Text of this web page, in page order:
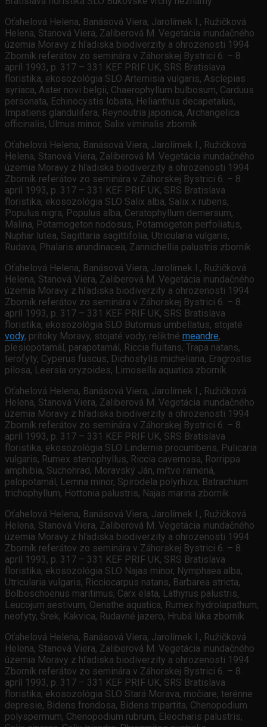
Oťahelová Helena, Banásová Viera, Jarolímek I., Ružičková
Helena, Stanová Viera, Zaliberová M. Vegetácia inundačného
územia Moravy z hľadiska biodiverzity a ohrozenosti 1994
Zborník referátov zo seminára v Záhorskej Bystrici 6. – 8.
apríl 1993, p. 317 – 331 KEF PRIF UK, SRS Bratislava
floristika, ekosozológia SLO Artemisia vulgaris, Asclepias
syriaca, Aster novi belgii, Chaerophyllum bulbosum, Carduus
personata, Echinocystis lobata, Helianthus decapetalus,
Impatiens glandulifera, Reynoutria japonica, Archangelica
officinalis, Ulmus minor, Salix viminalis zborník
Oťahelová Helena, Banásová Viera, Jarolímek I., Ružičková
Helena, Stanová Viera, Zaliberová M. Vegetácia inundačného
územia Moravy z hľadiska biodiverzity a ohrozenosti 1994
Zborník referátov zo seminára v Záhorskej Bystrici 6. – 8.
apríl 1993, p. 317 – 331 KEF PRIF UK, SRS Bratislava
floristika, ekosozológia SLO Salix alba, Salix x rubens,
Populus nigra, Populus alba, Ceratophyllum demersum,
Malina, Potamogeton nodosus, Potamogeton perfoliatus,
Nuphar lutea, Sagittaria sagittifolia, Utricularia vulgaris,
Rudava, Phalaris arundinacea, Zannichellia palustris zborník
Oťahelová Helena, Banásová Viera, Jarolímek I., Ružičková
Helena, Stanová Viera, Zaliberová M. Vegetácia inundačného
územia Moravy z hľadiska biodiverzity a ohrozenosti 1994
Zborník referátov zo seminára v Záhorskej Bystrici 6. – 8.
apríl 1993, p. 317 – 331 KEF PRIF UK, SRS Bratislava
floristika, ekosozológia SLO Butomus umbellatus, stojaté
vody, prítoky Moravy, stojaté vody, reliktné meandre,
plesiopotamál, parapotamál, Riccia fluitans, Trapa natans,
terofyty, Cyperus fuscus, Dichostylis micheliana, Eragrostis
pilosa, Leersia oryzoides, Limosella aquatica zborník
Oťahelová Helena, Banásová Viera, Jarolímek I., Ružičková
Helena, Stanová Viera, Zaliberová M. Vegetácia inundačného
územia Moravy z hľadiska biodiverzity a ohrozenosti 1994
Zborník referátov zo seminára v Záhorskej Bystrici 6. – 8.
apríl 1993, p. 317 – 331 KEF PRIF UK, SRS Bratislava
floristika, ekosozológia SLO Lindernia procumbens, Pulicaria
vulgaris, Rumex stenophyllus, Riccia cavernosa, Rorrippa
amphibia, Suchohrad, Moravský Ján, mŕtve ramená,
palopotamál, Lemna minor, Spirodela polyrhiza, Batrachium
trichophyllum, Hottonia palustris, Najas marina zborník
Oťahelová Helena, Banásová Viera, Jarolímek I., Ružičková
Helena, Stanová Viera, Zaliberová M. Vegetácia inundačného
územia Moravy z hľadiska biodiverzity a ohrozenosti 1994
Zborník referátov zo seminára v Záhorskej Bystrici 6. – 8.
apríl 1993, p. 317 – 331 KEF PRIF UK, SRS Bratislava
floristika, ekosozológia SLO Najas minor, Nymphaea alba,
Utricularia vulgaris, Ricciocarpus natans, Barbarea stricta,
Bolboschoenus maritimus, Carx elata, Lathyrus palustris,
Leucojum aestivum, Oenathe aquatica, Rumex hydrolapathum,
neofyty, Šrek, Kakvica, Rudavné jazero, Hrubá lúka zborník
Oťahelová Helena, Banásová Viera, Jarolímek I., Ružičková
Helena, Stanová Viera, Zaliberová M. Vegetácia inundačného
územia Moravy z hľadiska biodiverzity a ohrozenosti 1994
Zborník referátov zo seminára v Záhorskej Bystrici 6. – 8.
apríl 1993, p. 317 – 331 KEF PRIF UK, SRS Bratislava
floristika, ekosozológia SLO Stará Morava, močiare, terénne
depresie, Bidens frondosa, Bidens tripartita, Chenopodium
polyspermum, Chenopodium rubrum, Eleocharis palustris,